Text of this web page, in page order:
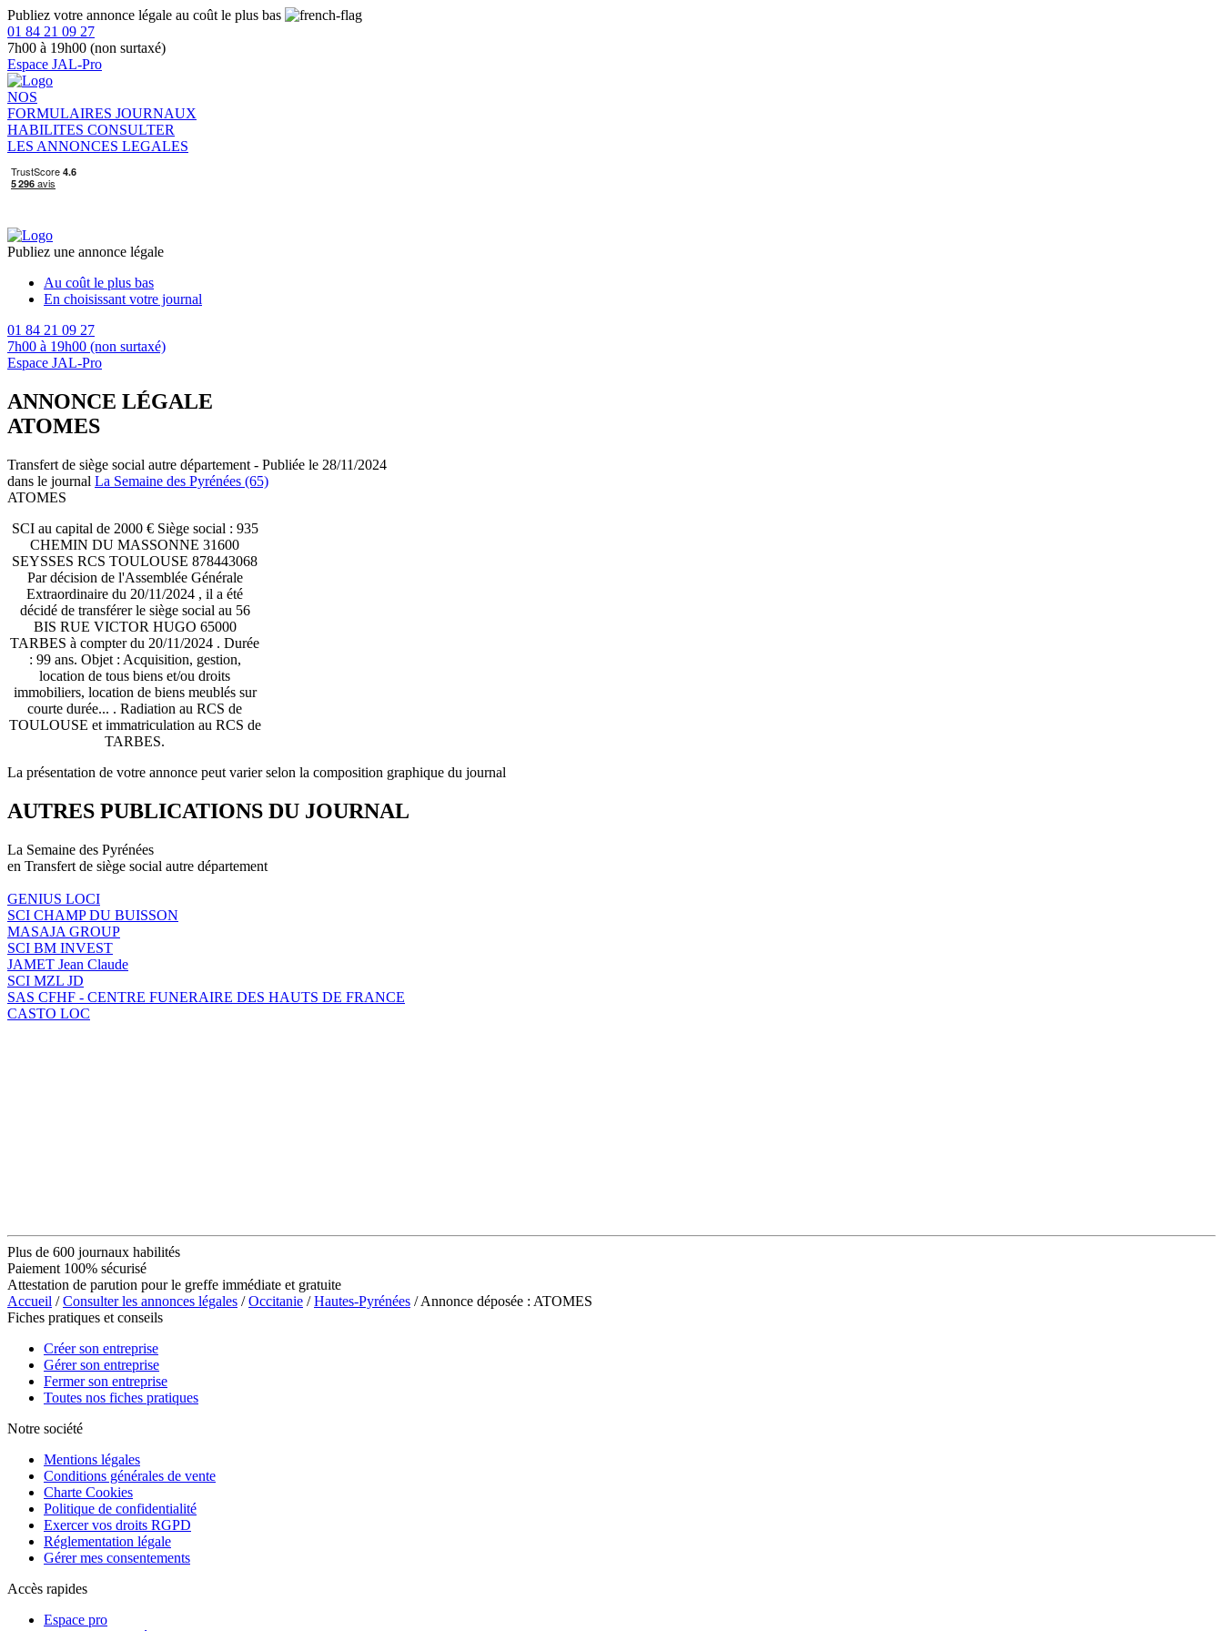
Publiez votre annonce légale au coût le plus bas
01 84 21 09 27
7h00 à 19h00 (non surtaxé)
Espace JAL-Pro
NOS
FORMULAIRES JOURNAUX
HABILITES CONSULTER
LES ANNONCES LEGALES
Publiez une annonce légale
Au coût le plus bas
En choisissant votre journal
01 84 21 09 27
7h00 à 19h00 (non surtaxé)
Espace JAL-Pro
ANNONCE LÉGALE
ATOMES
Transfert de siège social autre département - Publiée le 28/11/2024
dans le journal La Semaine des Pyrénées (65)
ATOMES
SCI au capital de 2000 € Siège social : 935
CHEMIN DU MASSONNE 31600
SEYSSES RCS TOULOUSE 878443068
Par décision de l'Assemblée Générale
Extraordinaire du 20/11/2024 , il a été
décidé de transférer le siège social au 56
BIS RUE VICTOR HUGO 65000
TARBES à compter du 20/11/2024 . Durée
: 99 ans. Objet : Acquisition, gestion,
location de tous biens et/ou droits
immobiliers, location de biens meublés sur
courte durée... . Radiation au RCS de
TOULOUSE et immatriculation au RCS de
TARBES.
La présentation de votre annonce peut varier selon la composition graphique du journal
AUTRES PUBLICATIONS DU JOURNAL
La Semaine des Pyrénées
en Transfert de siège social autre département
GENIUS LOCI
SCI CHAMP DU BUISSON
MASAJA GROUP
SCI BM INVEST
JAMET Jean Claude
SCI MZL JD
SAS CFHF - CENTRE FUNERAIRE DES HAUTS DE FRANCE
CASTO LOC
Plus de 600 journaux habilités
Paiement 100% sécurisé
Attestation de parution pour le greffe immédiate et gratuite
Accueil /Consulter les annonces légales /Occitanie /Hautes-Pyrénées / Annonce déposée : ATOMES
Fiches pratiques et conseils
Créer son entreprise
Gérer son entreprise
Fermer son entreprise
Toutes nos fiches pratiques
Notre société
Mentions légales
Conditions générales de vente
Charte Cookies
Politique de confidentialité
Exercer vos droits RGPD
Réglementation légale
Gérer mes consentements
Accès rapides
Espace pro